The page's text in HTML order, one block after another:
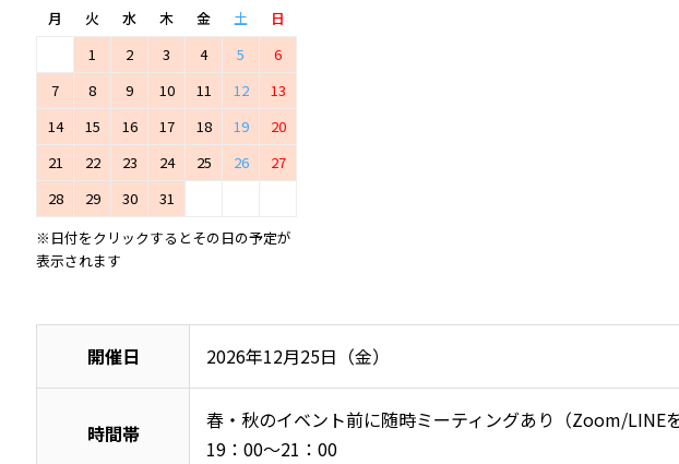
月 火 水 木 金 土
日
1
2 3 4 5
6
7
8 9 10 11 12
13
14
15 16 17 18 19
20
21
22 23 24 25 26
27
28
29 30
31
※日付をクリックするとその日の予定が
表示されます
開催日 2026年12月25日（金）
時間帯
春・秋のイベント前に随時ミーティングあり（Zoom/LINEを
19：00～21：00